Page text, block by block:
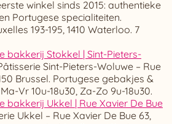
winkel sinds 2015: authentieke
Portugese specialiteiten.
193-195, 1410 Waterloo. 7
bakkerij Stokkel | Sint-Pieters-
Sint-Pieters-Woluwe – Rue
Brussel. Portugese gebakjes &
Vr 10u-18u30, Za-Zo 9u-18u30.
bakkerij Ukkel | Rue Xavier De Bue
Ukkel – Rue Xavier De Bue 63,